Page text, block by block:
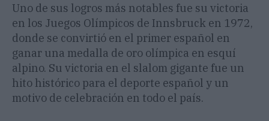
Uno de sus logros más notables fue su victoria
en los Juegos Olímpicos de Innsbruck en 1972,
donde se convirtió en el primer español en
ganar una medalla de oro olímpica en esquí
alpino. Su victoria en el slalom gigante fue un
hito histórico para el deporte español y un
motivo de celebración en todo el país.